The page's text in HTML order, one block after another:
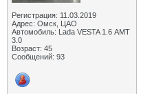
Регистрация: 11.03.2019
Адрес: Омск, ЦАО
Автомобиль: Lada VESTA 1.6 АМТ
3.0
Возраст: 45
Сообщений: 93